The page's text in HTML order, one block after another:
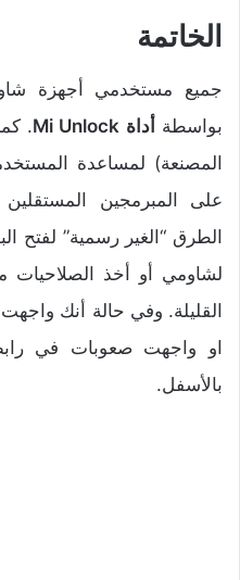
الخاتمة
جميع مستخدمي أجهزة
بواسطة أداة Mi Unlock
.
المصنعة) لمساعدة
على المبرمجين
الطرق “الغير رسمية” لفتح
لشاومي أو أخذ الصلاحيات
القليلة. وفي حالة أنك
او واجهت صعوبات في
بالأسفل.